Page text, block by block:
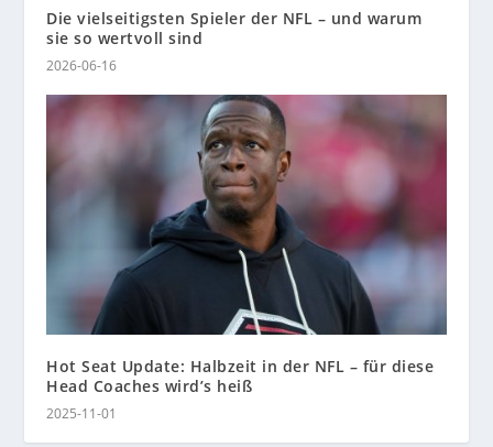
Die vielseitigsten Spieler der NFL – und warum
sie so wertvoll sind
2026-06-16
Hot Seat Update: Halbzeit in der NFL – für diese
Head Coaches wird’s heiß
2025-11-01